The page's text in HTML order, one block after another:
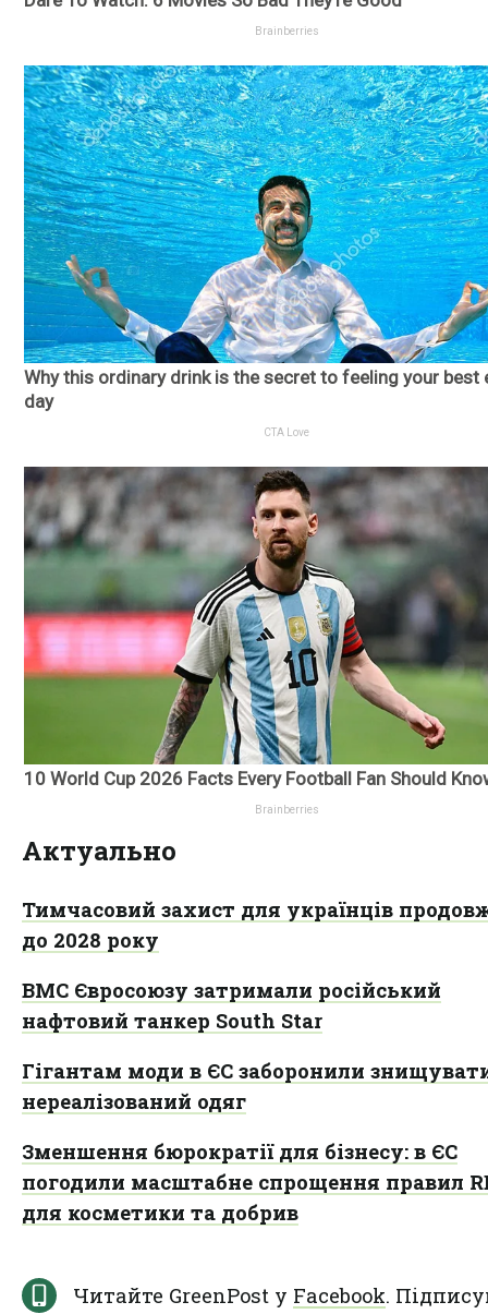
Актуально
Тимчасовий захист для українців
до 2028 року
ВМС Євросоюзу затримали російський
нафтовий танкер South Star
Гігантам моди в ЄС заборонили
нереалізований одяг
Зменшення бюрократії для бізнесу: в ЄС
погодили масштабне спрощення правил
для косметики та добрив
Читайте GreenPost у Facebook.